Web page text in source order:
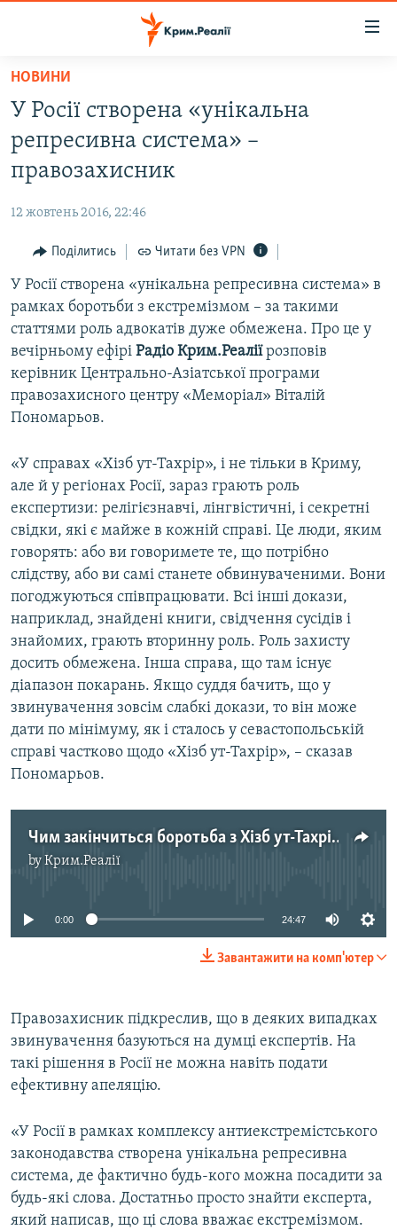
Перейти
основного
матеріалу
Перейти
до
основної
Перейти
пошуку
ВІДЕО ТА ФОТО
БЛОГИ
ПОГЛЯД
ІНТЕРВ'Ю
ВСЕ ЗА ДЕНЬ
СПЕЦПРОЕКТИ
ДЕПОРТАЦІЯ
ВІДЕОУРОКИ «ELIFBE»
УКРАЇНСЬКА ПРОБЛЕМА КРИМУ
ІНФОГРАФІКА
ЯК ОБІЙТИ БЛОКУВАННЯ
Русский
Qırımtatar
ДОЛУЧАЙСЯ!
Усі сайти RFE/RL
НОВИНИ
У Росії створена «унікальна
репресивна система» –
правозахисник
12 жовтень 2016, 22:46
Поділитись Читати без VPN
У Росії створена «унікальна репресивна система» в
рамках боротьби з екстремізмом – за такими
статтями роль адвокатів дуже обмежена. Про це у
вечірньому ефірі Радіо Крим.Реаліїрозповів
керівник Центрально-Азіатської програми
правозахисного центру «Меморіал» Віталій
Пономарьов.
«У справах «Хізб ут-Тахрір», і не тільки в Криму,
але й у регіонах Росії, зараз грають роль
експертизи: релігієзнавчі, лінгвістичні, і секретні
свідки, які є майже в кожній справі. Це люди, яким
говорять: або ви говоримете те, що потрібно
слідству, або ви самі станете обвинуваченими. Вони
погоджуються співпрацювати. Всі інші докази,
наприклад, знайдені книги, свідчення сусідів і
знайомих, грають вторинну роль. Роль захисту
досить обмежена. Інша справа, що там існує
діапазон покарань. Якщо суддя бачить, що у
звинувачення зовсім слабкі докази, то він може
дати по мінімуму, як і сталось у севастопольській
справі частково щодо «Хізб ут-Тахрір», – сказав
Пономарьов.
Чим закінчиться боротьба з Хізб ут-Тахрір в Криму?
byКрим.Реалії
0:00 24:47
Завантажити на комп'ютер
Правозахисник підкреслив, що в деяких випадках
звинувачення базуються на думці експертів. На
такі рішення в Росії не можна навіть подати
ефективну апеляцію.
«У Росії в рамках комплексу антиекстремістського
законодавства створена унікальна репресивна
система, де фактично будь-кого можна посадити за
будь-які слова. Достатньо просто знайти експерта,
який написав, що ці слова вважає екстремізмом.